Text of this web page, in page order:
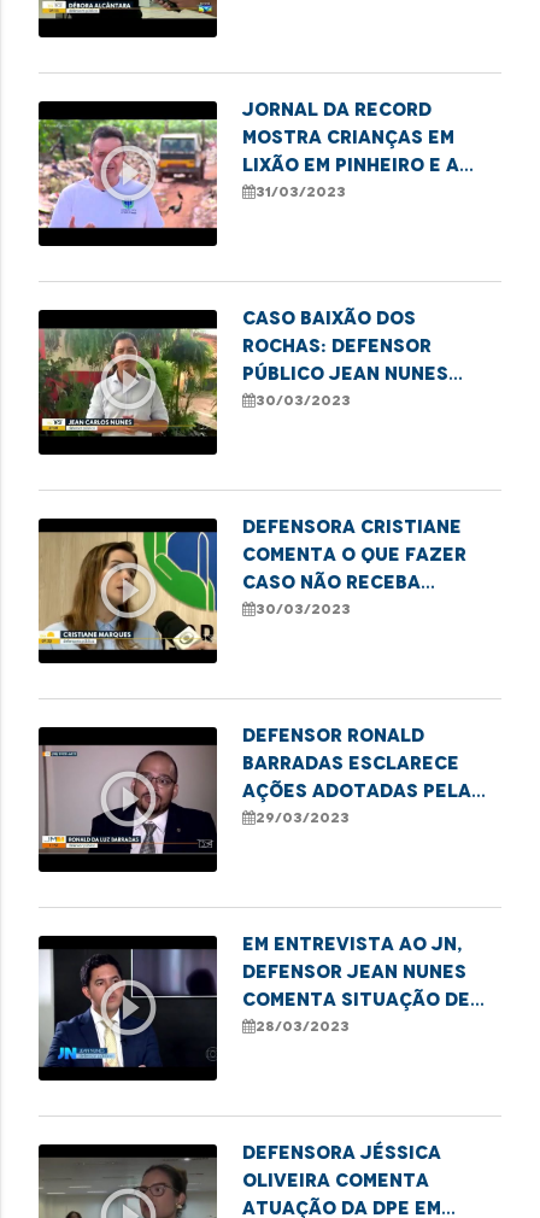
play_circle_outline
Jornal da Record
mostra crianças em
lixão em Pinheiro e a
atuação da DPE/MA em
31/03/2023
play_circle_outline
Caso Baixão dos
Rochas: Defensor
público Jean Nunes
acompanha inspeção na
30/03/2023
play_circle_outline
Defensora Cristiane
comenta o que fazer
caso não receba
socorro em acidentes
30/03/2023
play_circle_outline
Defensor Ronald
Barradas esclarece
ações adotadas pela
DPE/MA para minimizar
Buriticupu
29/03/2023
play_circle_outline
Em entrevista ao JN,
Defensor Jean Nunes
comenta situação de
comunidade em São
28/03/2023
Defensora Jéssica
Oliveira comenta
atuação da DPE em